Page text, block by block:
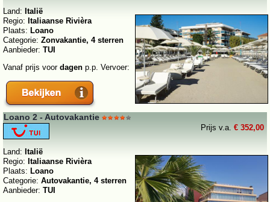
Land: Italië
Regio: Italiaanse Rivièra
Plaats: Loano
Categorie: Zonvakantie, 4 sterren
Aanbieder: TUI
Vanaf prijs voor dagen p.p. Vervoer:
Loano 2 - Autovakantie
Prijs v.a. € 352,00
Land: Italië
Regio: Italiaanse Rivièra
Plaats: Loano
Categorie: Autovakantie, 4 sterren
Aanbieder: TUI